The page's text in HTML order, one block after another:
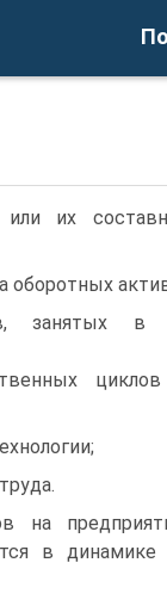
их
оборотных
занятых в
циклов
на
в